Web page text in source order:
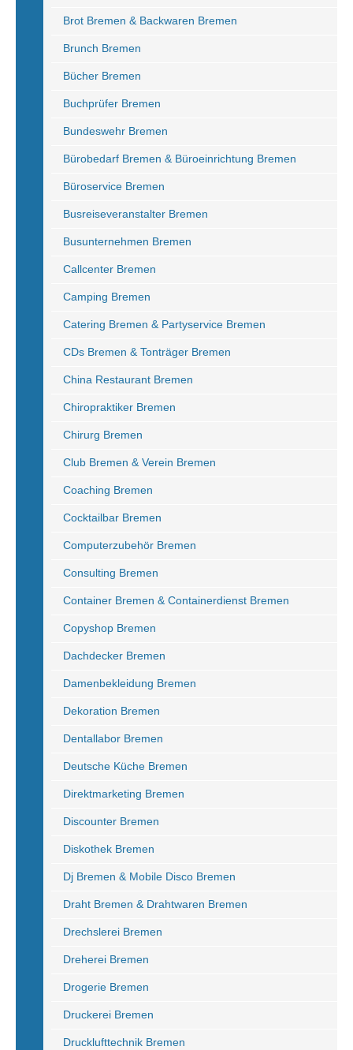
Brot Bremen & Backwaren Bremen
Brunch Bremen
Bücher Bremen
Buchprüfer Bremen
Bundeswehr Bremen
Bürobedarf Bremen & Büroeinrichtung Bremen
Büroservice Bremen
Busreiseveranstalter Bremen
Busunternehmen Bremen
Callcenter Bremen
Camping Bremen
Catering Bremen & Partyservice Bremen
CDs Bremen & Tonträger Bremen
China Restaurant Bremen
Chiropraktiker Bremen
Chirurg Bremen
Club Bremen & Verein Bremen
Coaching Bremen
Cocktailbar Bremen
Computerzubehör Bremen
Consulting Bremen
Container Bremen & Containerdienst Bremen
Copyshop Bremen
Dachdecker Bremen
Damenbekleidung Bremen
Dekoration Bremen
Dentallabor Bremen
Deutsche Küche Bremen
Direktmarketing Bremen
Discounter Bremen
Diskothek Bremen
Dj Bremen & Mobile Disco Bremen
Draht Bremen & Drahtwaren Bremen
Drechslerei Bremen
Dreherei Bremen
Drogerie Bremen
Druckerei Bremen
Drucklufttechnik Bremen